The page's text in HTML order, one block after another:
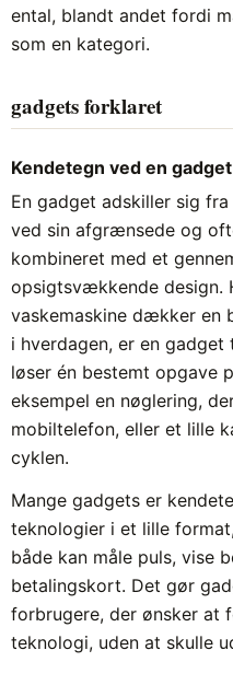
ental, blandt andet fordi
som en kategori.
gadgets forklaret
Kendetegn ved en gadget
En gadget adskiller sig
ved sin afgrænsede og
kombineret med et
opsigtsvækkende design.
vaskemaskine dækker en
i hverdagen, er en
løser én bestemt opgave
eksempel en nøglering,
mobiltelefon, eller et lille
cyklen.
Mange gadgets er
teknologier i et lille
både kan måle puls, vise
betalingskort. Det gør
forbrugere, der ønsker at
teknologi, uden at skulle